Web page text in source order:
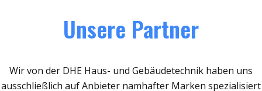
Unsere Partner
Wir von der DHE Haus- und Gebäudetechnik haben uns
ausschließlich auf Anbieter namhafter Marken spezialisiert